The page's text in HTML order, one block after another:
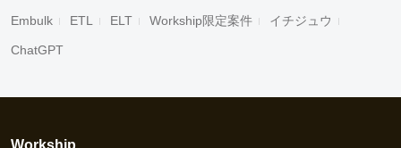
Embulk ETL ELT Workship限定案件 イチジュウ
ChatGPT
Workship